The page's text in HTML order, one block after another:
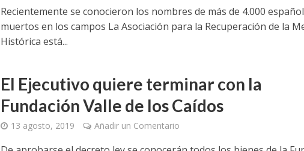
Recientemente se conocieron los nombres de más de 4.000
muertos en los campos La Asociación para la Recuperación de la
Histórica está...
El Ejecutivo quiere terminar con la
Fundación Valle de los Caídos
13 agosto, 2019 Añadir un Comentario